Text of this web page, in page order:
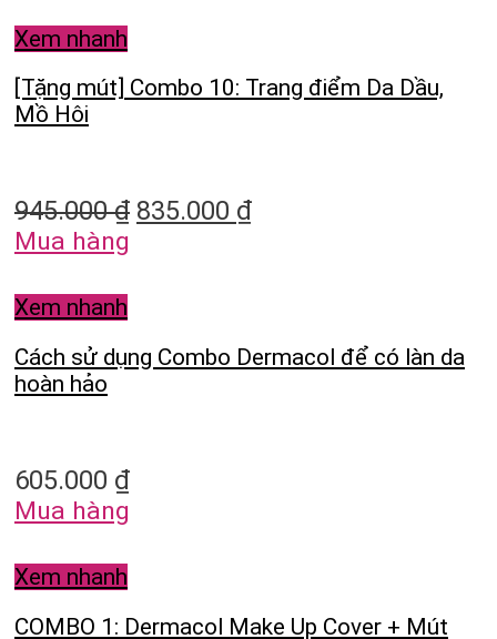
Xem nhanh
[Tặng mút] Combo 10: Trang điểm Da Dầu,
Mồ Hôi
945.000₫ 835.000 ₫
Mua hàng
Xem nhanh
Cách sử dụng Combo Dermacol để có làn da
hoàn hảo
605.000 ₫
Mua hàng
Xem nhanh
COMBO 1: Dermacol Make Up Cover + Mút